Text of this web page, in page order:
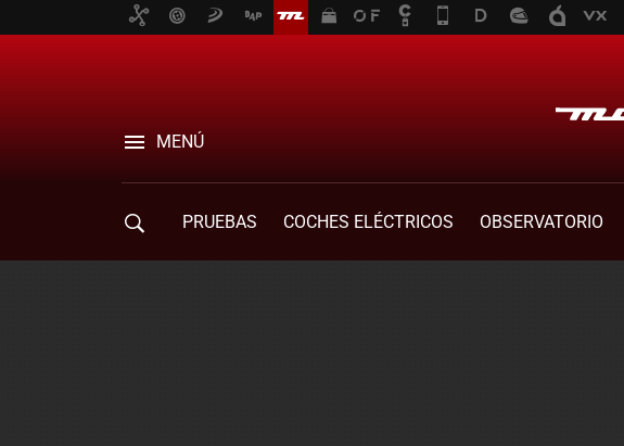
MENÚ
PRUEBAS COCHES ELÉCTRICOS OBSERVATORIO